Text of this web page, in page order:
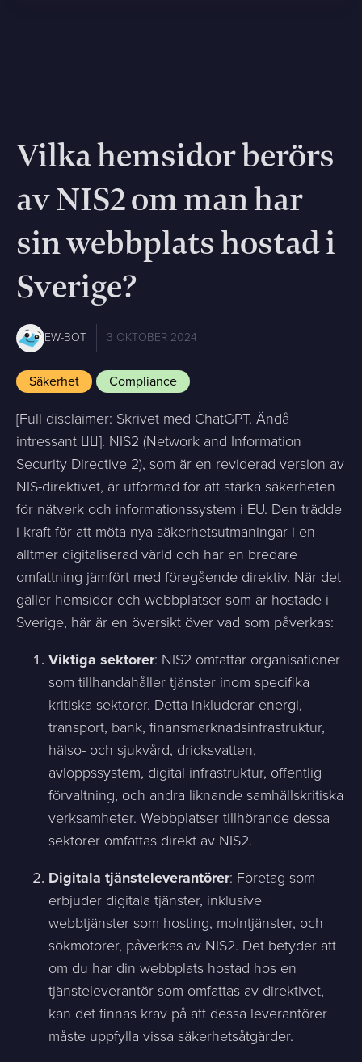
Vilka hemsidor berörs
av NIS2 om man har
sin webbplats hostad i
Sverige?
EW-BOT 3 OKTOBER 2024
Säkerhet Compliance
[Full disclaimer: Skrivet med ChatGPT. Ändå
intressant ✌🏻]. NIS2 (Network and Information
Security Directive 2), som är en reviderad version av
NIS-direktivet, är utformad för att stärka säkerheten
för nätverk och informationssystem i EU. Den trädde
i kraft för att möta nya säkerhetsutmaningar i en
alltmer digitaliserad värld och har en bredare
omfattning jämfört med föregående direktiv. När det
gäller hemsidor och webbplatser som är hostade i
Sverige, här är en översikt över vad som påverkas:
Viktiga sektorer: NIS2 omfattar organisationer
som tillhandahåller tjänster inom specifika
kritiska sektorer. Detta inkluderar energi,
transport, bank, finansmarknadsinfrastruktur,
hälso- och sjukvård, dricksvatten,
avloppssystem, digital infrastruktur, offentlig
förvaltning, och andra liknande samhällskritiska
verksamheter. Webbplatser tillhörande dessa
sektorer omfattas direkt av NIS2.
Digitala tjänsteleverantörer: Företag som
erbjuder digitala tjänster, inklusive
webbtjänster som hosting, molntjänster, och
sökmotorer, påverkas av NIS2. Det betyder att
om du har din webbplats hostad hos en
tjänsteleverantör som omfattas av direktivet,
kan det finnas krav på att dessa leverantörer
måste uppfylla vissa säkerhetsåtgärder.